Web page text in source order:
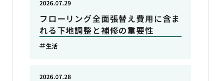
フローリング全面張替え費用に含ま
れる下地調整と補修の重要性
2026.07.29
生活
2026.07.28